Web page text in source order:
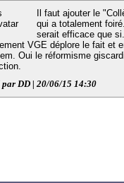
Il faut ajouter le
qui a totalement
serait efficace que
VGE déplore le fait et
Oui le réformisme
par DD | 20/06/15 14:30